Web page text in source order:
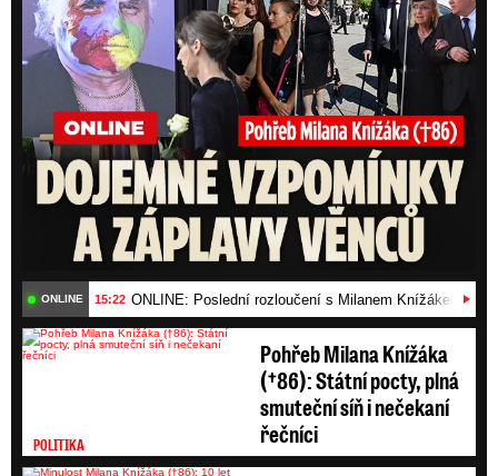
ONLINE 15:22 ONLINE: Poslední rozloučení s Milanem Knížákem
POLITIKA
Pohřeb Milana Knížáka
(†86): Státní pocty, plná
smuteční síň i nečekaní
řečníci